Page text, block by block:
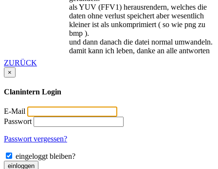
als YUV (FFV1) herausrendern, welches die
daten ohne verlust speichert aber wesentlich
kleiner ist als unkomprimiert ( so wie png zu
bmp ).
und dann danach die datei normal umwandeln.
damit kann ich leben, danke an alle antworten
ZURÜCK
×
Clanintern Login
E-Mail
Passwort
Passwort vergessen?
eingeloggt bleiben?
einloggen